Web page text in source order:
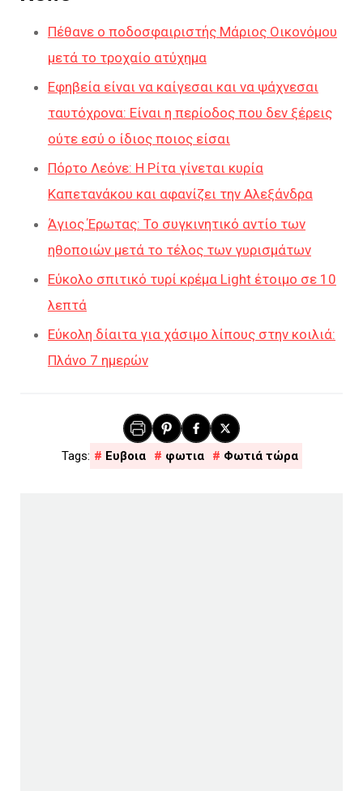
Πέθανε ο ποδοσφαιριστής Μάριος Οικονόμου
μετά το τροχαίο ατύχημα
Εφηβεία είναι να καίγεσαι και να ψάχνεσαι
ταυτόχρονα: Είναι η περίοδος που δεν ξέρεις
ούτε εσύ ο ίδιος ποιος είσαι
Πόρτο Λεόνε: Η Ρίτα γίνεται κυρία
Καπετανάκου και αφανίζει την Αλεξάνδρα
Άγιος Έρωτας: Το συγκινητικό αντίο των
ηθοποιών μετά το τέλος των γυρισμάτων
Εύκολο σπιτικό τυρί κρέμα Light έτοιμο σε 10
λεπτά
Εύκολη δίαιτα για χάσιμο λίπους στην κοιλιά:
Πλάνο 7 ημερών
Ευβοια φωτια Φωτιά τώρα